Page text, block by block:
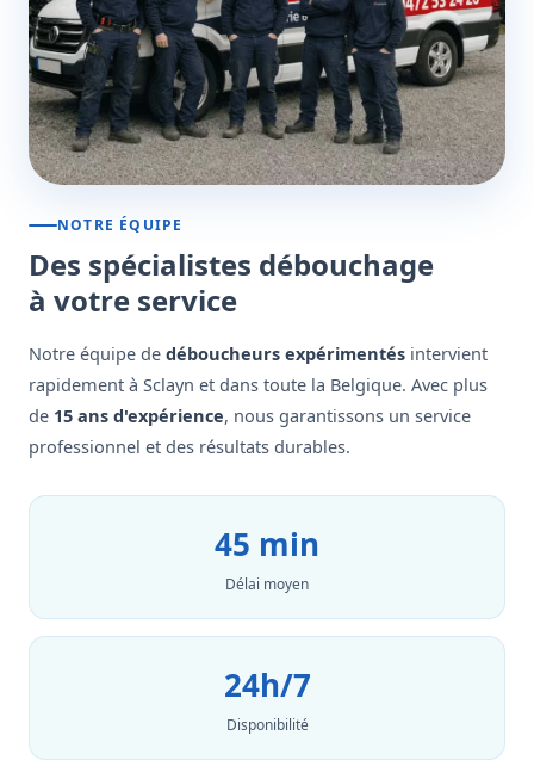
NOTRE ÉQUIPE
Des spécialistes débouchage
à votre service
Notre équipe de déboucheurs expérimentés intervient
rapidement à Sclayn et dans toute la Belgique. Avec plus
de 15 ans d'expérience, nous garantissons un service
professionnel et des résultats durables.
45 min
Délai moyen
24h/7
Disponibilité